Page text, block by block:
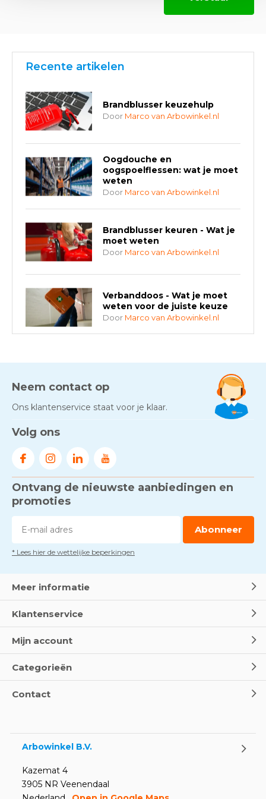
Recente artikelen
Brandblusser keuzehulp
Door Marco van Arbowinkel.nl
Oogdouche en
oogspoelflessen: wat je moet
weten
Door Marco van Arbowinkel.nl
Brandblusser keuren - Wat je
moet weten
Door Marco van Arbowinkel.nl
Verbanddoos - Wat je moet
weten voor de juiste keuze
Door Marco van Arbowinkel.nl
AED-apparaten - Welke past
Door Marco van Arbowinkel.nl
Door
Voorkom brand met
rookmelders, hittemelders en
DoorMarco van Arbowinkel.nl
Dag van de BHV - Als elke
Oogspoel flessen en
Neem contact op
Ons klantenservice staat voor je klaar.
Volg ons
Ontvang de nieuwste aanbiedingen en
promoties
Abonneer
* Lees hier de wettelijke beperkingen
Meer informatie
Klantenservice
Mijn account
Categorieën
Contact
Arbowinkel B.V.
Kazemat 4
3905 NR Veenendaal